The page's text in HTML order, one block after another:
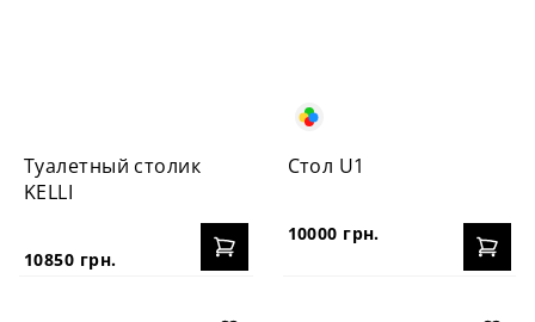
Туалетный столик
KELLI
10850 грн.
Стол U1
10000 грн.